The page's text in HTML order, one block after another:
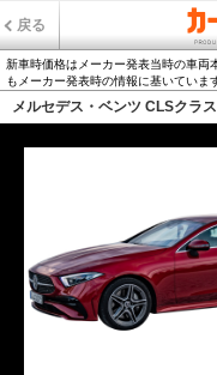
戻る
新車時価格はメーカー発表当時の車両
もメーカー発表時の情報に基いていま
メルセデス・ベンツ CLSクラ